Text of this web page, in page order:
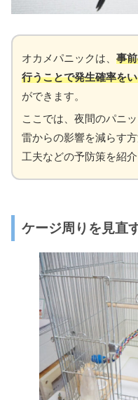
オカメパニックは、 事
行うことで発生確率を
ができます。
ここでは、夜間のパニ
雷からの影響を減らす
工夫などの予防策を紹介
ケージ周りを見直